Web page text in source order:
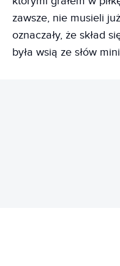
zawsze, nie musieli
oznaczały, że skład
była wsią ze słów